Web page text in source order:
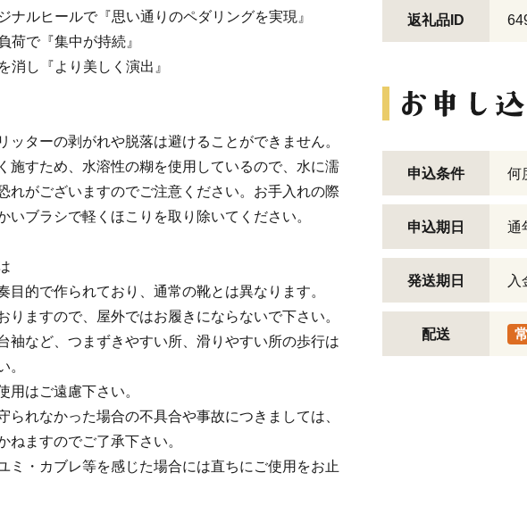
ナルヒールで『思い通りのペダリングを実現』
荷で『集中が持続』
消し『より美しく演出』
ッターの剥がれや脱落は避けることができません。
施すため、水溶性の糊を使用しているので、水に濡
れがございますのでご注意ください。お手入れの際
いブラシで軽くほこりを取り除いてください。
目的で作られており、通常の靴とは異なります。
りますので、屋外ではお履きにならないで下さい。
袖など、つまずきやすい所、滑りやすい所の歩行は
。
用はご遠慮下さい。
られなかった場合の不具合や事故につきましては、
ねますのでご了承下さい。
ミ・カブレ等を感じた場合には直ちにご使用をお止
返礼品ID
申込条件 何
申込期日 通
発送期日 入
配送